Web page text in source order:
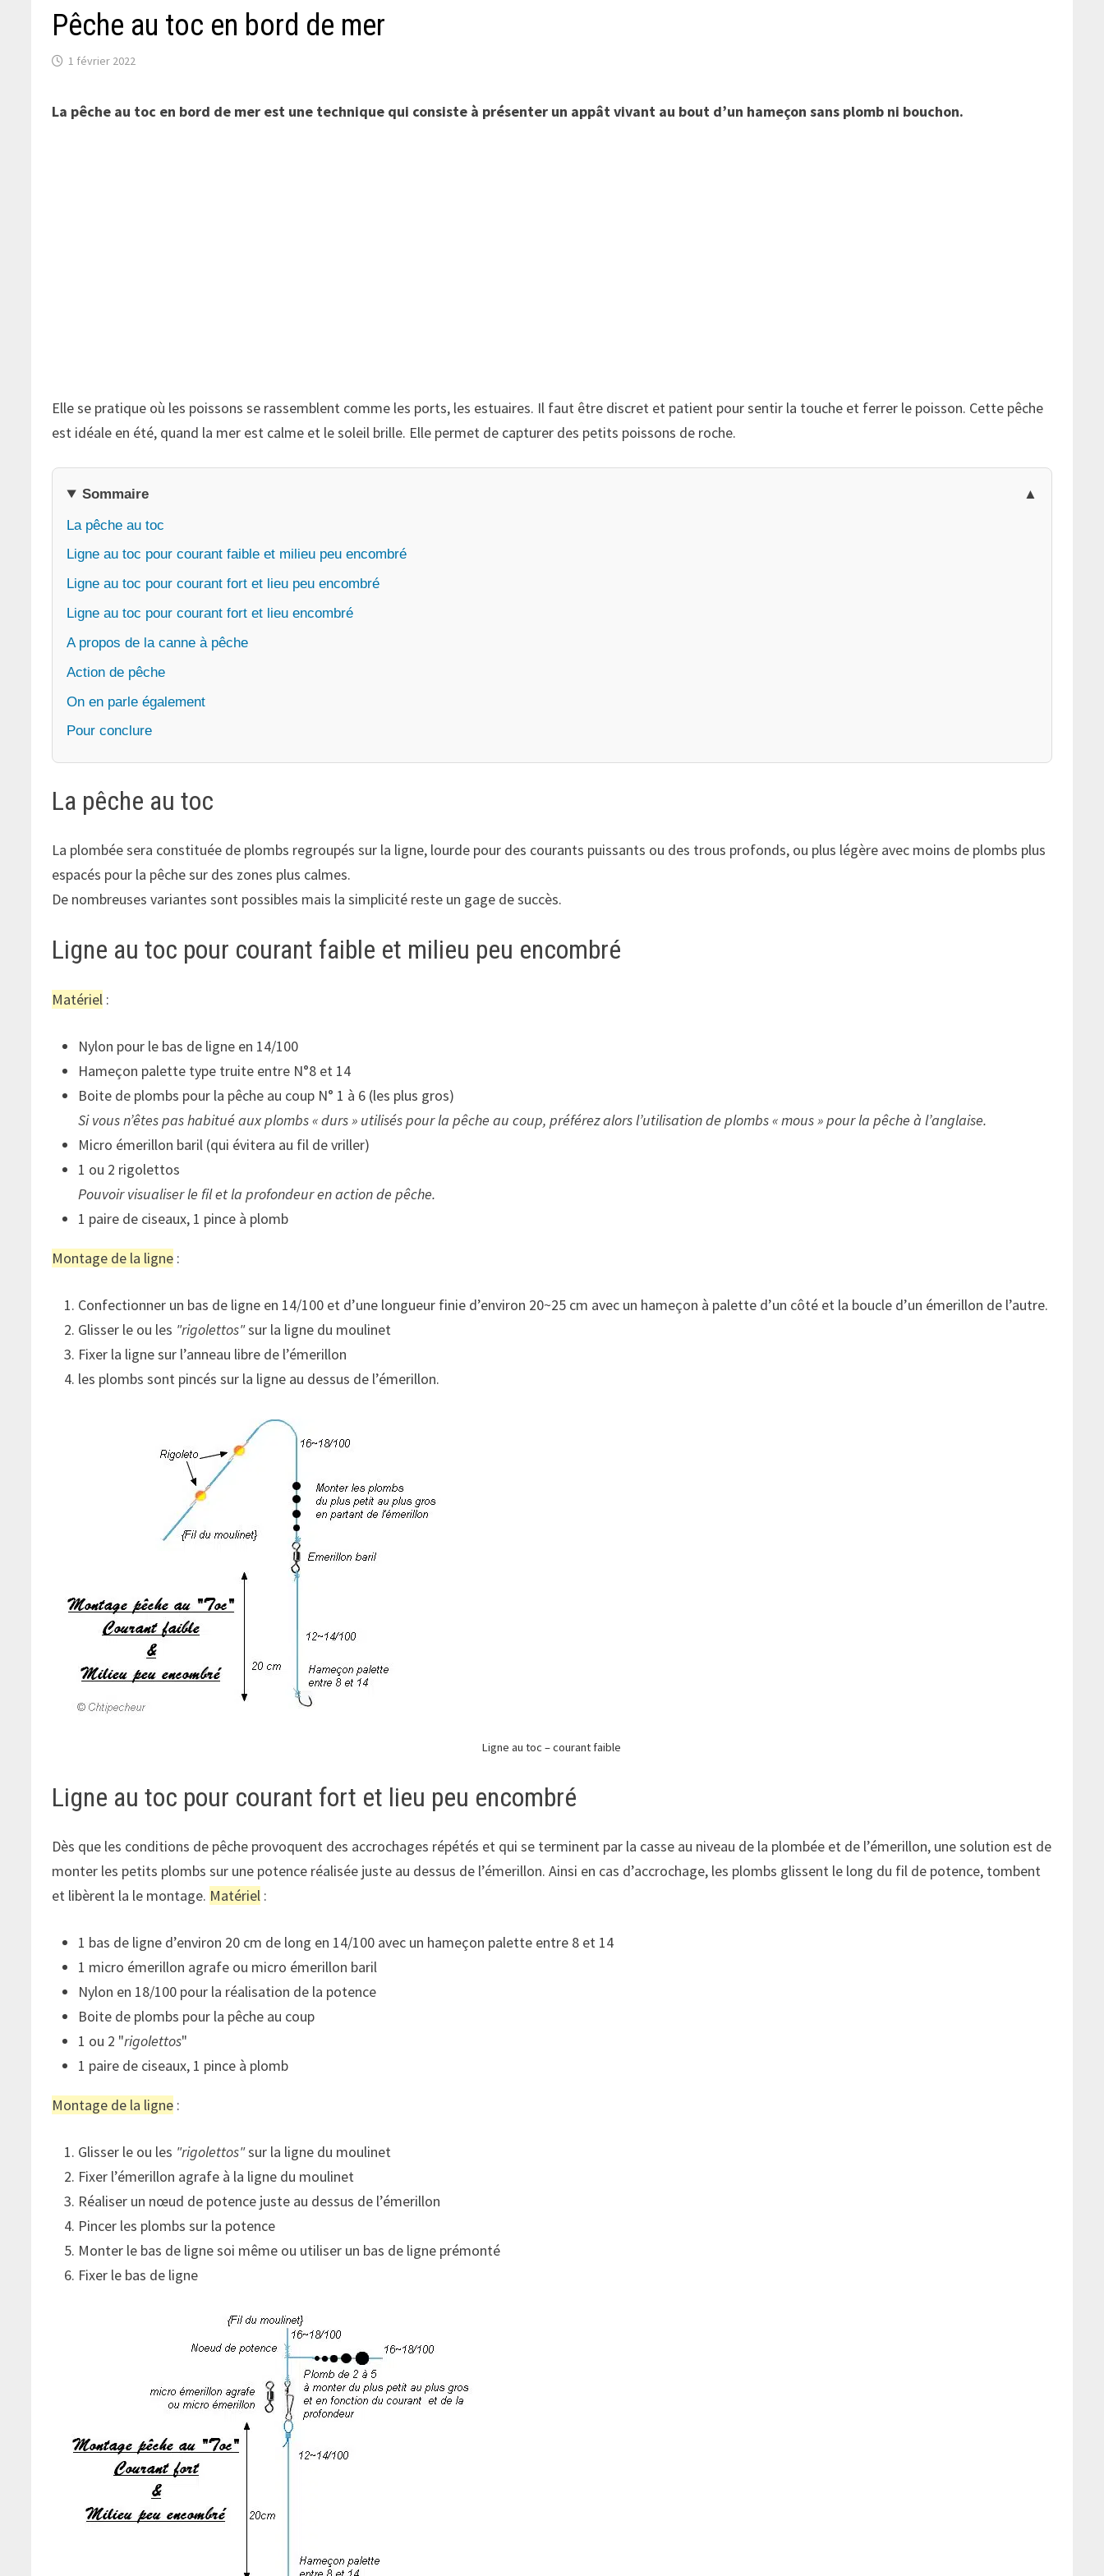
Pêche au toc en bord de mer
1 février 2022
La pêche au toc en bord de mer est une technique qui consiste à présenter un appât vivant au bout d’un hameçon sans plomb ni bouchon.
Elle se pratique où les poissons se rassemblent comme les ports, les estuaires. Il faut être discret et patient pour sentir la touche et ferrer le poisson. Cette pêche
est idéale en été, quand la mer est calme et le soleil brille. Elle permet de capturer des petits poissons de roche.
Sommaire
La pêche au toc
Ligne au toc pour courant faible et milieu peu encombré
Ligne au toc pour courant fort et lieu peu encombré
Ligne au toc pour courant fort et lieu encombré
A propos de la canne à pêche
Action de pêche
On en parle également
Pour conclure
La pêche au toc
La plombée sera constituée de plombs regroupés sur la ligne, lourde pour des courants puissants ou des trous profonds, ou plus légère avec moins de plombs plus
espacés pour la pêche sur des zones plus calmes.
De nombreuses variantes sont possibles mais la simplicité reste un gage de succès.
Ligne au toc pour courant faible et milieu peu encombré
Matériel :
Nylon pour le bas de ligne en 14/100
Hameçon palette type truite entre N°8 et 14
Boite de plombs pour la pêche au coup N° 1 à 6 (les plus gros)
Si vous n’êtes pas habitué aux plombs « durs » utilisés pour la pêche au coup, préférez alors l’utilisation de plombs « mous » pour la pêche à l’anglaise.
Micro émerillon baril (qui évitera au fil de vriller)
1 ou 2 rigolettos
Pouvoir visualiser le fil et la profondeur en action de pêche.
1 paire de ciseaux, 1 pince à plomb
Montage de la ligne :
Confectionner un bas de ligne en 14/100 et d’une longueur finie d’environ 20~25 cm avec un hameçon à palette d’un côté et la boucle d’un émerillon de l’autre.
Glisser le ou les rigolettos sur la ligne du moulinet
Fixer la ligne sur l’anneau libre de l’émerillon
les plombs sont pincés sur la ligne au dessus de l’émerillon.
Ligne au toc – courant faible
Ligne au toc pour courant fort et lieu peu encombré
Dès que les conditions de pêche provoquent des accrochages répétés et qui se terminent par la casse au niveau de la plombée et de l’émerillon, une solution est de
monter les petits plombs sur une potence réalisée juste au dessus de l’émerillon. Ainsi en cas d’accrochage, les plombs glissent le long du fil de potence, tombent
et libèrent la le montage. Matériel :
1 bas de ligne d’environ 20 cm de long en 14/100 avec un hameçon palette entre 8 et 14
1 micro émerillon agrafe ou micro émerillon baril
Nylon en 18/100 pour la réalisation de la potence
Boite de plombs pour la pêche au coup
1 ou 2 rigolettos
1 paire de ciseaux, 1 pince à plomb
Montage de la ligne :
Glisser le ou les rigolettos sur la ligne du moulinet
Fixer l’émerillon agrafe à la ligne du moulinet
Réaliser un nœud de potence juste au dessus de l’émerillon
Pincer les plombs sur la potence
Monter le bas de ligne soi même ou utiliser un bas de ligne prémonté
Fixer le bas de ligne